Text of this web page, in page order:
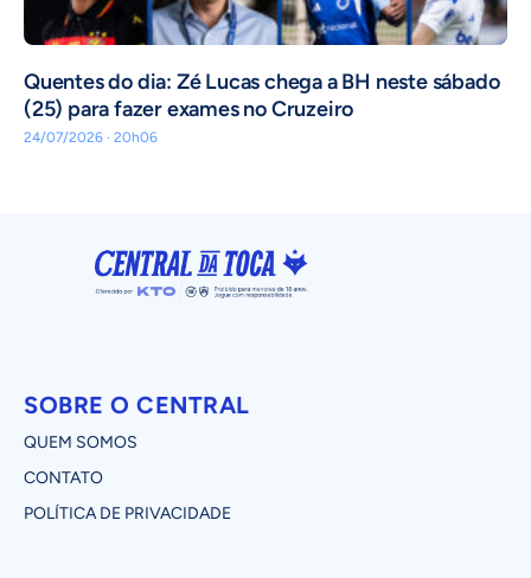
Quentes do dia: Zé Lucas chega a BH neste sábado
(25) para fazer exames no Cruzeiro
24/07/2026 · 20h06
SOBRE O CENTRAL
QUEM SOMOS
CONTATO
POLÍTICA DE PRIVACIDADE